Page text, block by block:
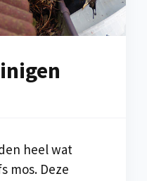
heel wat
mos. Deze